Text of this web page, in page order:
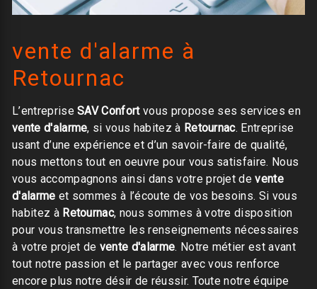
vente d'alarme à
Retournac
L’entrepriseSAV Confortvous propose ses services en
vente d'alarme, si vous habitez à Retournac. Entreprise
usant d’une expérience et d’un savoir-faire de qualité,
nous mettons tout en oeuvre pour vous satisfaire. Nous
vous accompagnons ainsi dans votre projet devente
d'alarme et sommes à l’écoute de vos besoins. Si vous
habitez à Retournac, nous sommes à votre disposition
pour vous transmettre les renseignements nécessaires
à votre projet de vente d'alarme. Notre métier est avant
tout notre passion et le partager avec vous renforce
encore plus notre désir de réussir. Toute notre équipe